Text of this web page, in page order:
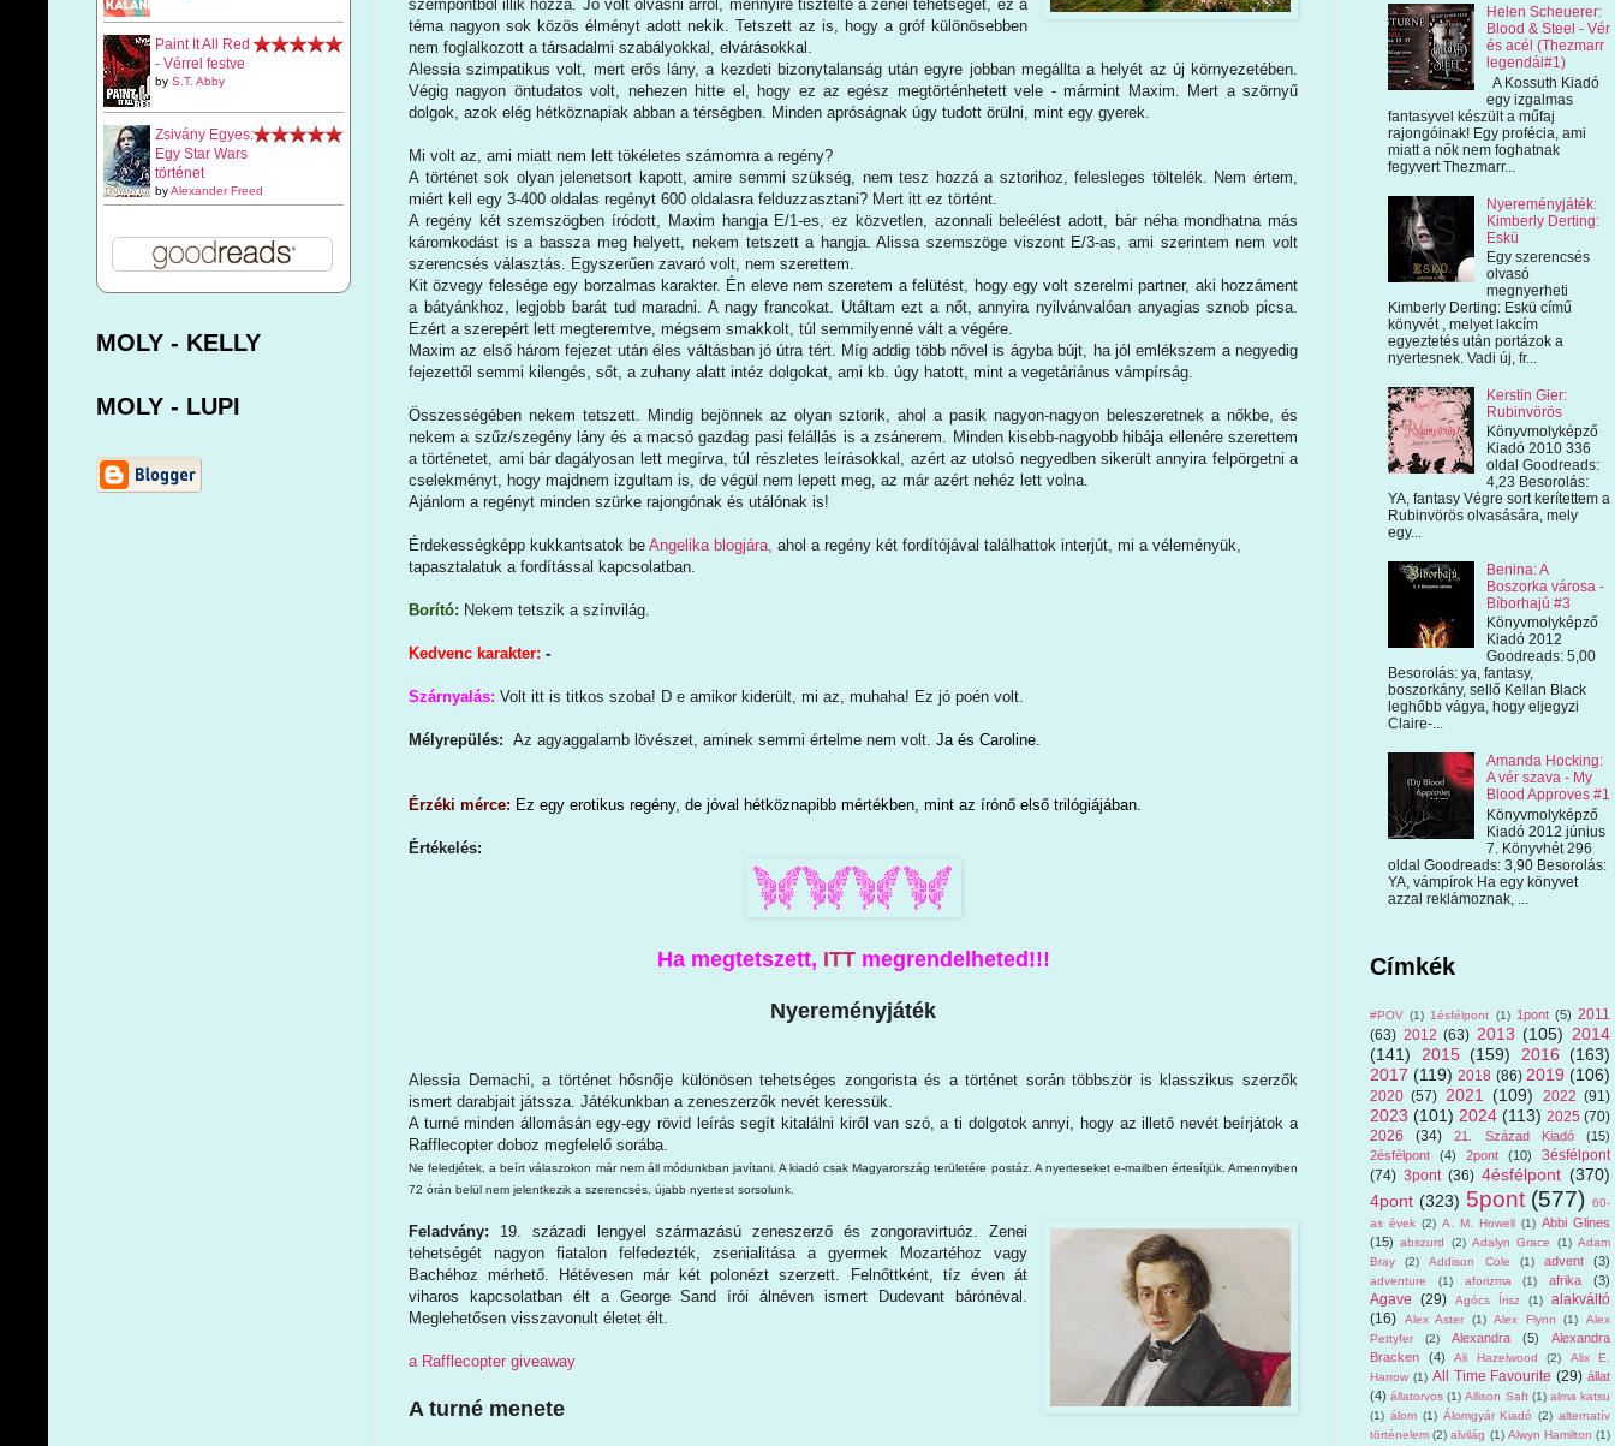
szempontból illik hozzá. Jó volt olvasni arról, mennyire tisztelte a zenei tehetségét, ez a
téma nagyon sok közös élményt adott nekik. Tetszett az is, hogy a gróf különösebben
nem foglalkozott a társadalmi szabályokkal, elvárásokkal.
Alessia szimpatikus volt, mert erős lány, a kezdeti bizonytalanság után egyre jobban megállta a helyét az új környezetében.
Végig nagyon öntudatos volt, nehezen hitte el, hogy ez az egész megtörténhetett vele - mármint Maxim. Mert a szörnyű
dolgok, azok elég hétköznapiak abban a térségben. Minden apróságnak úgy tudott örülni, mint egy gyerek.
Mi volt az, ami miatt nem lett tökéletes számomra a regény?
A történet sok olyan jelenetsort kapott, amire semmi szükség, nem tesz hozzá a sztorihoz, felesleges töltelék. Nem értem,
miért kell egy 3-400 oldalas regényt 600 oldalasra felduzzasztani? Mert itt ez történt.
A regény két szemszögben íródott, Maxim hangja E/1-es, ez közvetlen, azonnali beleélést adott, bár néha mondhatna más
káromkodást is a bassza meg helyett, nekem tetszett a hangja. Alissa szemszöge viszont E/3-as, ami szerintem nem volt
szerencsés választás. Egyszerűen zavaró volt, nem szerettem.
Kit özvegy felesége egy borzalmas karakter. Én eleve nem szeretem a felütést, hogy egy volt szerelmi partner, aki hozzáment
a bátyánkhoz, legjobb barát tud maradni. A nagy francokat. Utáltam ezt a nőt, annyira nyilvánvalóan anyagias sznob picsa.
Ezért a szerepért lett megteremtve, mégsem smakkolt, túl semmilyenné vált a végére.
Maxim az első három fejezet után éles váltásban jó útra tért. Míg addig több nővel is ágyba bújt, ha jól emlékszem a negyedig
fejezettől semmi kilengés, sőt, a zuhany alatt intéz dolgokat, ami kb. úgy hatott, mint a vegetáriánus vámpírság.
Összességében nekem tetszett. Mindig bejönnek az olyan sztorik, ahol a pasik nagyon-nagyon beleszeretnek a nőkbe, és
nekem a szűz/szegény lány és a macsó gazdag pasi felállás is a zsánerem. Minden kisebb-nagyobb hibája ellenére szerettem
a történetet, ami bár dagályosan lett megírva, túl részletes leírásokkal, azért az utolsó negyedben sikerült annyira felpörgetni a
cselekményt, hogy majdnem izgultam is, de végül nem lepett meg, az már azért nehéz lett volna.
Ajánlom a regényt minden szürke rajongónak és utálónak is!
Érdekességképp kukkantsatok be Angelika blogjára, ahol a regény két fordítójával találhattok interjút, mi a véleményük,
tapasztalatuk a fordítással kapcsolatban.
Borító: Nekem tetszik a színvilág.
Kedvenc karakter: -
Szárnyalás: Volt itt is titkos szoba! D e amikor kiderült, mi az, muhaha! Ez jó poén volt.
Mélyrepülés: Az agyaggalamb lövészet, aminek semmi értelme nem volt. Ja és Caroline.
Érzéki mérce: Ez egy erotikus regény, de jóval hétköznapibb mértékben, mint az írónő első trilógiájában.
Értékelés:
Ha megtetszett, ITTmegrendelheted!!!
Nyereményjáték
Alessia Demachi, a történet hősnője különösen tehetséges zongorista és a történet során többször is klasszikus szerzők
ismert darabjait játssza. Játékunkban a zeneszerzők nevét keressük.
A turné minden állomásán egy-egy rövid leírás segít kitalálni kiről van szó, a ti dolgotok annyi, hogy az illető nevét beírjátok a
Rafflecopter doboz megfelelő sorába.
Ne feledjétek, a beírt válaszokon már nem áll módunkban javítani. A kiadó csak Magyarország területére postáz. A nyerteseket e-mailben értesítjük. Amennyiben
72 órán belül nem jelentkezik a szerencsés, újabb nyertest sorsolunk.
Feladvány: 19. századi lengyel származású zeneszerző és zongoravirtuóz. Zenei
tehetségét nagyon fiatalon felfedezték, zsenialitása a gyermek Mozartéhoz vagy
Bachéhoz mérhető. Hétévesen már két polonézt szerzett. Felnőttként, tíz éven át
viharos kapcsolatban élt a George Sand írói álnéven ismert Dudevant bárónéval.
Meglehetősen visszavonult életet élt.
a Rafflecopter giveaway
A turné menete
Paint It All Red
- Vérrel festve
by S.T. Abby
Zsivány Egyes:
Egy Star Wars
történet
byAlexander Freed
MOLY - KELLY
MOLY - LUPI
Helen Scheuerer:
Blood & Steel - Vér
és acél (Thezmarr
legendái#1)
A Kossuth Kiadó
egy izgalmas
fantasyvel készült a műfaj
rajongóinak! Egy profécia, ami
miatt a nők nem foghatnak
fegyvert Thezmarr...
Nyereményjáték:
Kimberly Derting:
Eskü
Egy szerencsés
olvasó
megnyerheti
Kimberly Derting: Eskü című
könyvét , melyet lakcím
egyeztetés után portázok a
nyertesnek. Vadi új, fr...
Kerstin Gier:
Rubinvörös
Könyvmolyképző
Kiadó 2010 336
oldal Goodreads:
4,23 Besorolás:
YA, fantasy Végre sort kerítettem a
Rubinvörös olvasására, mely
egy...
Benina: A
Boszorka városa -
Bíborhajú #3
Könyvmolyképző
Kiadó 2012
Goodreads: 5,00
Besorolás: ya, fantasy,
boszorkány, sellő Kellan Black
leghőbb vágya, hogy eljegyzi
Claire-...
Amanda Hocking:
A vér szava - My
Blood Approves #1
Könyvmolyképző
Kiadó 2012 június
7. Könyvhét 296
oldal Goodreads: 3,90 Besorolás:
YA, vámpírok Ha egy könyvet
azzal reklámoznak, ...
Címkék
#POV (1) 1ésfélpont (1) 1pont (5) 2011
(63) 2012 (63) 2013 (105) 2014
(141)
2015 (159) 2016
(163)
2017 (119) 2018 (86) 2019 (106)
2020 (57) 2021 (109) 2022 (91)
2023 (101) 2024 (113) 2025 (70)
2026
(34) 21. Század Kiadó
(15)
2ésfélpont
(4) 2pont (10)
3ésfélpont
(74) 3pont (36) 4ésfélpont (370)
4pont (323) 5pont (577) 60-
as évek (2) A. M. Howell (1) Abbi Glines
(15) abszurd (2) Adalyn Grace (1) Adam
Bray
(2) Addison Cole (1) advent (3)
adventure (1) aforizma (1) afrika (3)
Agave (29) Agócs Írisz (1)
alakváltó
(16)
Alex Aster (1) Alex Flynn (1)
Alex
Pettyfer
(2) Alexandra (5)
Alexandra
Bracken
(4) Ali Hazelwood (2)
Alix E.
Harrow (1) All Time Favourite (29) állat
(4) állatorvos (1) Allison Saft (1) alma katsu
(1) álom (1) Álomgyár Kiadó (2) alternatív
történelem (2) alvilág (1) Alwyn Hamilton (1)